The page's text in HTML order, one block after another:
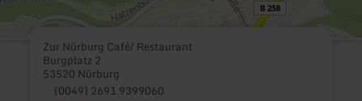
Zur Nürburg Café/ Restaurant
Burgplatz 2
53520 Nürburg
(0049) 2691 9399060